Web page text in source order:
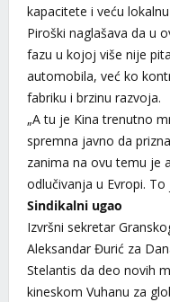
kapacitete i veću
Piroški naglašava da u
fazu u kojoj više nije
automobila, već ko
fabriku i brzinu razvoja.
„A tu je Kina trenutno
spremna javno da
zanima na ovu temu je
odlučivanja u Evropi. To
Sindikalni ugao
Izvršni sekretar
Aleksandar Đurić za
Stelantis da deo novih
kineskom Vuhanu za